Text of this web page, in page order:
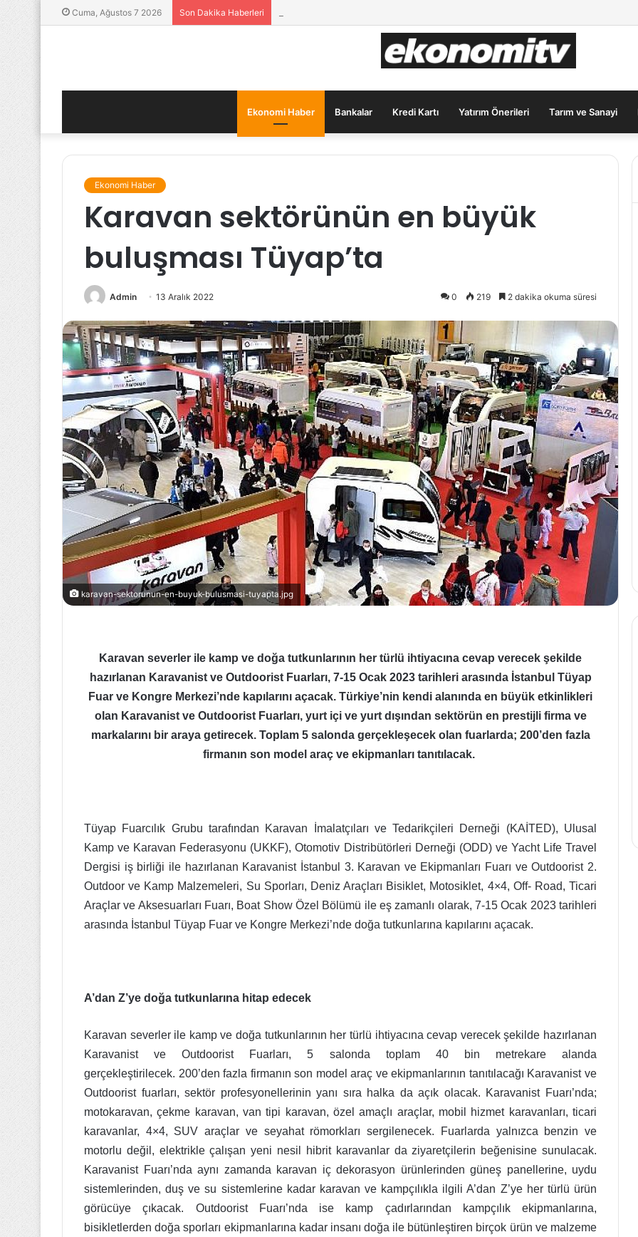
Cuma, Ağustos 7 2026 Son Dakika Haberleri
Ekonomi Haber Bankalar Kredi Kartı Yatırım Önerileri Tarım ve Sanayi
Ekonomi Haber
Karavan sektörünün en büyük
buluşması Tüyap’ta
Admin 13 Aralık 2022 0 219 2 dakika okuma süresi
karavan-sektorunun-en-buyuk-bulusmasi-tuyapta.jpg
Karavan severler ile kamp ve doğa tutkunlarının her türlü ihtiyacına cevap verecek şekilde
hazırlanan Karavanist ve Outdoorist Fuarları, 7-15 Ocak 2023 tarihleri arasında İstanbul Tüyap
Fuar ve Kongre Merkezi’nde kapılarını açacak. Türkiye’nin kendi alanında en büyük etkinlikleri
olan Karavanist ve Outdoorist Fuarları, yurt içi ve yurt dışından sektörün en prestijli firma ve
markalarını bir araya getirecek. Toplam 5 salonda gerçekleşecek olan fuarlarda; 200’den fazla
firmanın son model araç ve ekipmanları tanıtılacak.
Tüyap Fuarcılık Grubu tarafından Karavan İmalatçıları ve Tedarikçileri Derneği (KAİTED), Ulusal
Kamp ve Karavan Federasyonu (UKKF), Otomotiv Distribütörleri Derneği (ODD) ve Yacht Life Travel
Dergisi iş birliği ile hazırlanan Karavanist İstanbul 3. Karavan ve Ekipmanları Fuarı ve Outdoorist 2.
Outdoor ve Kamp Malzemeleri, Su Sporları, Deniz Araçları Bisiklet, Motosiklet, 4×4, Off- Road, Ticari
Araçlar ve Aksesuarları Fuarı, Boat Show Özel Bölümü ile eş zamanlı olarak, 7-15 Ocak 2023 tarihleri
arasında İstanbul Tüyap Fuar ve Kongre Merkezi’nde doğa tutkunlarına kapılarını açacak.
A’dan Z’ye doğa tutkunlarına hitap edecek
Karavan severler ile kamp ve doğa tutkunlarının her türlü ihtiyacına cevap verecek şekilde hazırlanan
Karavanist ve Outdoorist Fuarları, 5 salonda toplam 40 bin metrekare alanda
gerçekleştirilecek. 200’den fazla firmanın son model araç ve ekipmanlarının tanıtılacağı Karavanist ve
Outdoorist fuarları, sektör profesyonellerinin yanı sıra halka da açık olacak. Karavanist Fuarı’nda;
motokaravan, çekme karavan, van tipi karavan, özel amaçlı araçlar, mobil hizmet karavanları, ticari
karavanlar, 4×4, SUV araçlar ve seyahat römorkları sergilenecek. Fuarlarda yalnızca benzin ve
motorlu değil, elektrikle çalışan yeni nesil hibrit karavanlar da ziyaretçilerin beğenisine sunulacak.
Karavanist Fuarı’nda aynı zamanda karavan iç dekorasyon ürünlerinden güneş panellerine, uydu
sistemlerinden, duş ve su sistemlerine kadar karavan ve kampçılıkla ilgili A’dan Z’ye her türlü ürün
görücüye çıkacak. Outdoorist Fuarı’nda ise kamp çadırlarından kampçılık ekipmanlarına,
bisikletlerden doğa sporları ekipmanlarına kadar insanı doğa ile bütünleştiren birçok ürün ve malzeme
TÜİK
Toplam
yıllık
yüzde
124,8
Linyit
üretimi
ayında
6
milyon
olarak
gerçekleşti
28 Kasım 2022